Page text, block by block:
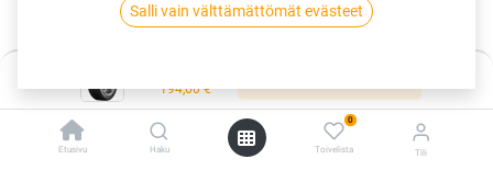
194,00€
Etusivu Haku
0
Toivelista Tili
195/55R18 93H CONTINENTAL ECOCONTACT 6Q XL R|EVC
Salli vain välttämättömät evästeet